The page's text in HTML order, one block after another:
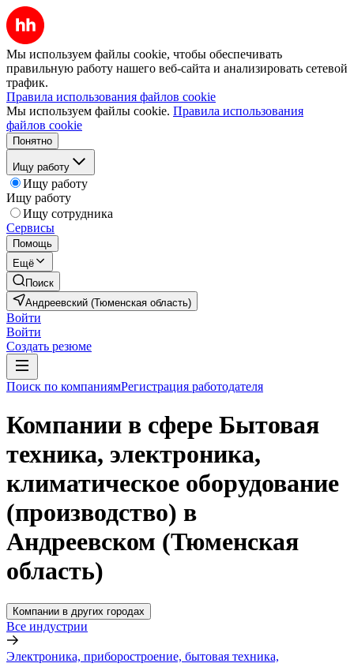
Мы используем файлы cookie, чтобы обеспечивать
правильную работу нашего веб-сайта и анализировать сетевой
трафик.
Правила использования файлов cookie
Мы используем файлы cookie. Правила использования
файлов cookie
Понятно
Ищу работу
Ищу работу
Ищу работу
Ищу сотрудника
Сервисы
Помощь
Ещё
Поиск
Андреевский (Тюменская область)
Войти
Войти
Создать резюме
Поиск по компаниямРегистрация работодателя
Компании в сфере Бытовая
техника, электроника,
климатическое оборудование
(производство) в
Андреевском (Тюменская
область)
Компании в других городах
Все индустрии
Электроника, приборостроение, бытовая техника,